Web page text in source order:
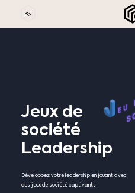
Jeux de
société
Leadership
Développez votre leadership en jouant avec
des jeux de société captivants